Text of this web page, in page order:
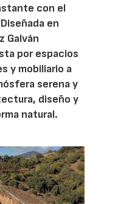
con el
en
Galván
por espacios
y mobiliario a
serena y
diseño y
natural.